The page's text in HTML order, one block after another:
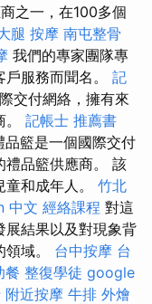
之一，在100多個
腿 按摩 南屯整骨
我們的專家團隊專
服務而聞名。 記
交付網絡，擁有來
記帳士 推薦書
籃是一個國際交付
禮品籃供應商。 該
和成年人。 竹北
中文 經絡課程 對這
展結果以及對現象背
域。 台中按摩 台
餐 整復學徒 google
附近按摩 牛排 外燴